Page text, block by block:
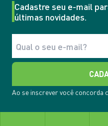
Cadastre seu e-mail
últimas novidades.
Ao se inscrever você concorda